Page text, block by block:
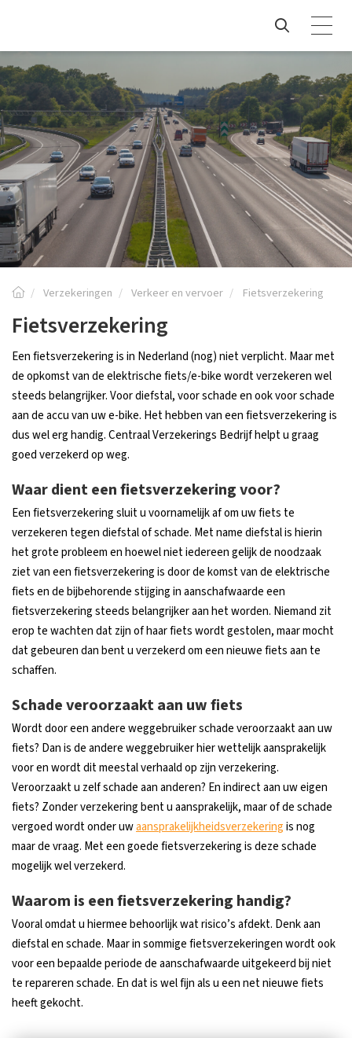
Verzekeringen Verkeer en vervoer Fietsverzekering
Fietsverzekering
Een fietsverzekering is in Nederland (nog) niet verplicht. Maar met
de opkomst van de elektrische fiets/e-bike wordt verzekeren wel
steeds belangrijker. Voor diefstal, voor schade en ook voor schade
aan de accu van uw e-bike. Het hebben van een fietsverzekering is
dus wel erg handig. Centraal Verzekerings Bedrijf helpt u graag
goed verzekerd op weg.
Waar dient een fietsverzekering voor?
Een fietsverzekering sluit u voornamelijk af om uw fiets te
verzekeren tegen diefstal of schade. Met name diefstal is hierin
het grote probleem en hoewel niet iedereen gelijk de noodzaak
ziet van een fietsverzekering is door de komst van de elektrische
fiets en de bijbehorende stijging in aanschafwaarde een
fietsverzekering steeds belangrijker aan het worden. Niemand zit
erop te wachten dat zijn of haar fiets wordt gestolen, maar mocht
dat gebeuren dan bent u verzekerd om een nieuwe fiets aan te
schaffen.
Schade veroorzaakt aan uw fiets
Wordt door een andere weggebruiker schade veroorzaakt aan uw
fiets? Dan is de andere weggebruiker hier wettelijk aansprakelijk
voor en wordt dit meestal verhaald op zijn verzekering.
Veroorzaakt u zelf schade aan anderen? En indirect aan uw eigen
fiets? Zonder verzekering bent u aansprakelijk, maar of de schade
vergoed wordt onder uwaansprakelijkheidsverzekeringis nog
maar de vraag. Met een goede fietsverzekering is deze schade
mogelijk wel verzekerd.
Waarom is een fietsverzekering handig?
Vooral omdat u hiermee behoorlijk wat risico’s afdekt. Denk aan
diefstal en schade. Maar in sommige fietsverzekeringen wordt ook
voor een bepaalde periode de aanschafwaarde uitgekeerd bij niet
te repareren schade. En dat is wel fijn als u een net nieuwe fiets
heeft gekocht.